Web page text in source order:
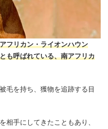
フリカン・ライオンハウン
も呼ばれている、南アフリカ
毛を持ち、獲物を追跡する目
相手にしてきたこともあり、